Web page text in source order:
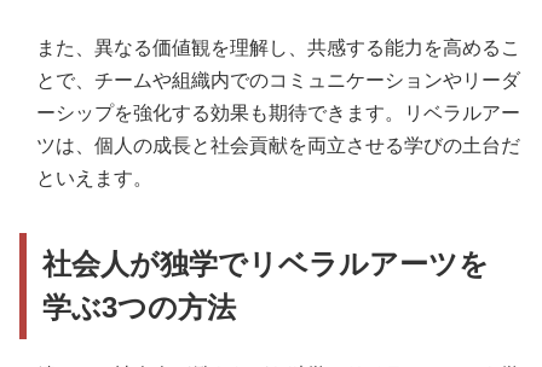
また、異なる価値観を理解し、共感する能力を高めるこ
とで、チームや組織内でのコミュニケーションやリーダ
ーシップを強化する効果も期待できます。リベラルアー
ツは、個人の成長と社会貢献を両立させる学びの土台だ
といえます。
社会人が独学でリベラルアーツを
学ぶ3つの方法